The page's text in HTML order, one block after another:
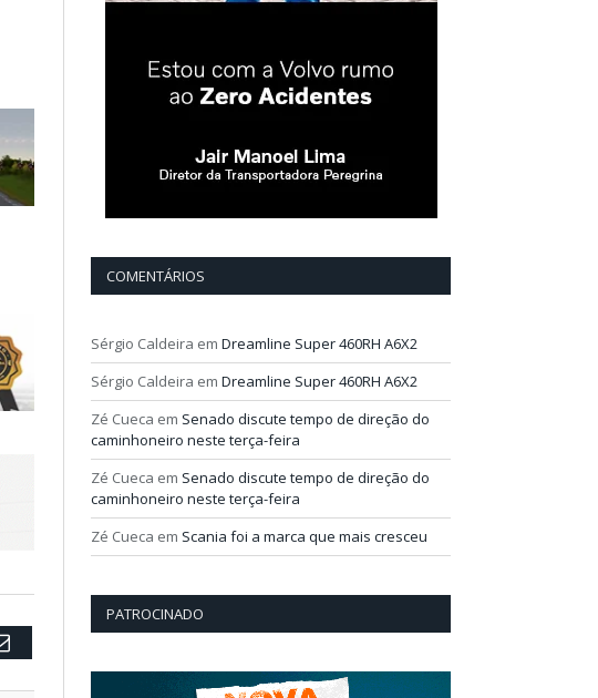
Email
COMENTÁRIOS
Sérgio Caldeira em Dreamline Super 460RH A6X2
Sérgio Caldeira em Dreamline Super 460RH A6X2
Zé Cueca em Senado discute tempo de direção do
caminhoneiro neste terça-feira
Zé Cueca em Senado discute tempo de direção do
caminhoneiro neste terça-feira
Zé Cueca em Scania foi a marca que mais cresceu
PATROCINADO